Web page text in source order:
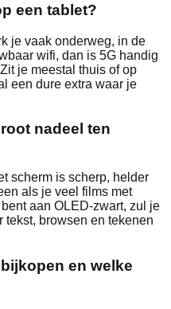
een tablet?
je vaak onderweg, in de
wifi, dan is 5G handig
je meestal thuis of op
een dure extra waar je
nadeel ten
scherm is scherp, helder
als je veel films met
aan OLED‑zwart, zul je
tekst, browsen en tekenen
en welke